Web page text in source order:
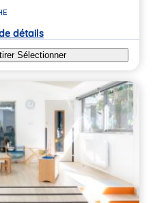
détails
Sélectionner